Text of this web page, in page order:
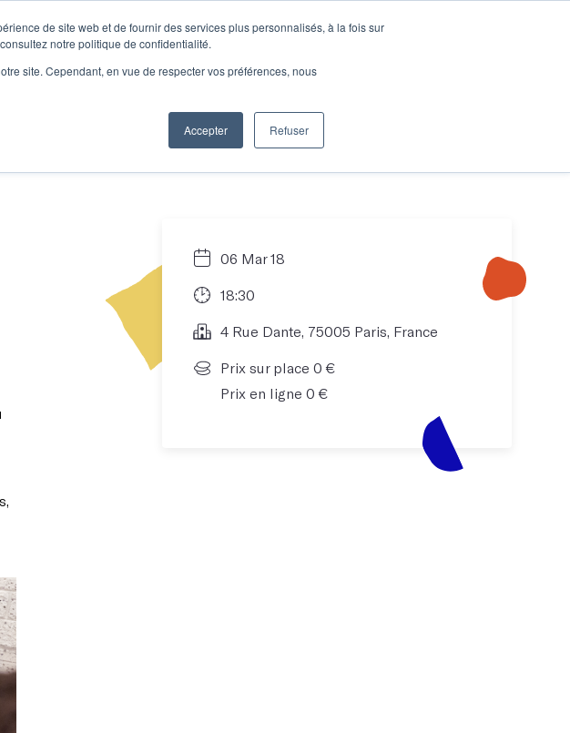
de site web et de fournir des services plus personnalisés, à la fois sur
notre politique de confidentialité.
site. Cependant, en vue de respecter vos préférences, nous
Accepter Refuser
Se connecter Je découvre les ateliers
Entreprises
06 Mar 18
18:30
4 Rue Dante, 75005 Paris, France
Prix sur place 0 €
Prix en ligne 0 €